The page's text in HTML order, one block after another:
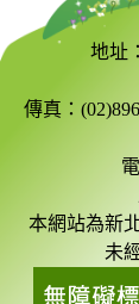
地址
傳真：
本網站為新
未